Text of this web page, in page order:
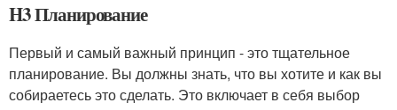
H3 Планирование
Первый и самый важный принцип - это тщательное
планирование. Вы должны знать, что вы хотите и как вы
собираетесь это сделать. Это включает в себя выбор